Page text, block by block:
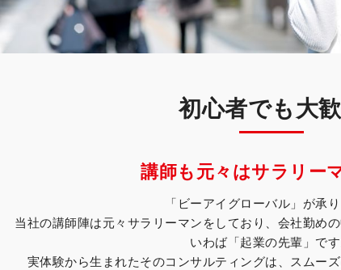
初心者でも大
講師も元々はサラリー
「ビーアイグローバル」が承り
当社の講師陣は元々サラリーマンをしており、会社勤め
いわば「起業の先輩」です
実体験から生まれたそのコンサルティングは、スムー